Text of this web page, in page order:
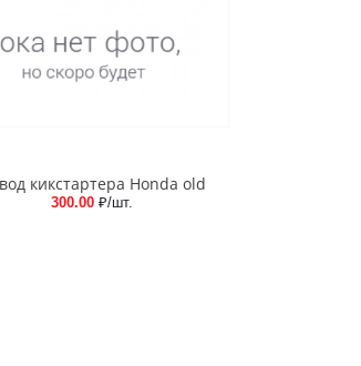
кикстартера Honda old
300.00 ₽/шт.